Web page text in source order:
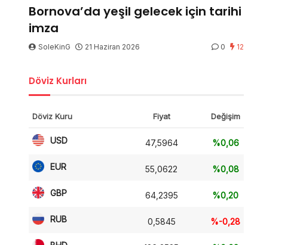
Bornova’da yeşil gelecek için tarihi
imza
SoleKinG 21 Haziran 2026 0 12
Döviz Kurları
Döviz Kuru Fiyat Değişim
USD 47,5964 %0,06
EUR 55,0622 %0,08
GBP 64,2395 %0,20
RUB 0,5845 %-0,28